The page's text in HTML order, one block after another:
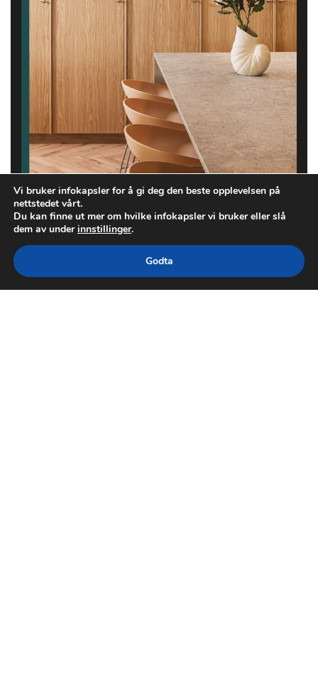
Vi bruker infokapsler for å gi deg den beste opplevelsen på
nettstedet vårt.
Du kan finne ut mer om hvilke infokapsler vi bruker eller slå
dem av underinnstillinger.
Godta